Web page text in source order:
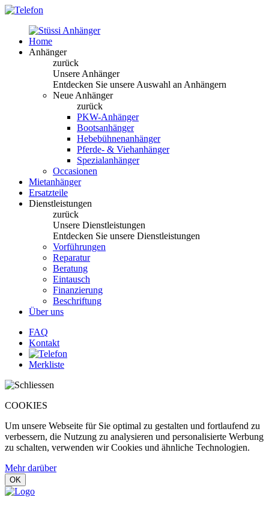
Home
Anhänger
zurück
Unsere Anhänger
Entdecken Sie unsere Auswahl an Anhängern
Neue Anhänger
zurück
PKW-Anhänger
Bootsanhänger
Hebebühnenanhänger
Pferde- & Viehanhänger
Spezialanhänger
Occasionen
Mietanhänger
Ersatzteile
Dienstleistungen
zurück
Unsere Dienstleistungen
Entdecken Sie unsere Dienstleistungen
Vorführungen
Reparatur
Beratung
Eintausch
Finanzierung
Beschriftung
Über uns
FAQ
Kontakt
Merkliste
COOKIES
Um unsere Webseite für Sie optimal zu gestalten und fortlaufend zu
verbessern, die Nutzung zu analysieren und personalisierte Werbung
zu schalten, verwenden wir Cookies und ähnliche Technologien.
Mehr darüber
OK